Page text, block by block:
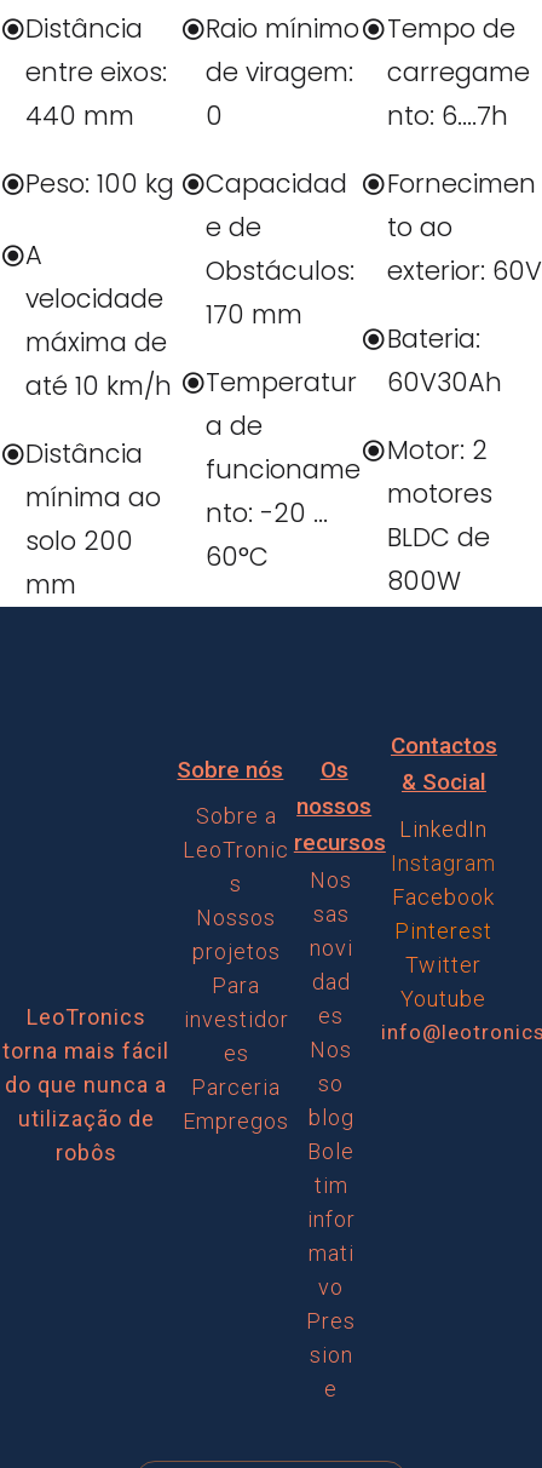
Distância
entre eixos:
440 mm
Peso: 100 kg
A
velocidade
máxima de
até 10 km/h
Distância
mínima ao
solo 200
mm
Raio mínimo
de viragem:
0
Capacidad
e de
Obstáculos:
170 mm
Temperatur
a de
funcioname
nto: -20 ...
60°C
Tempo de
carregame
nto: 6....7h
Fornecimen
to ao
exterior: 60V
Bateria:
60V30Ah
Motor: 2
motores
BLDC de
800W
LeoTronics
torna mais fácil
do que nunca a
utilização de
robôs
Sobre nós
Sobre a
LeoTronic
s
Nossos
projetos
Para
investidor
es
Parceria
Empregos
Os
nossos
recursos
Nos
sas
novi
dad
es
Nos
so
blog
Bole
tim
infor
mati
vo
Pres
sion
e
Contactos
& Social
LinkedIn
Instagram
Facebook
Pinterest
Twitter
Youtube